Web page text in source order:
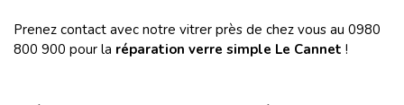
Prenez contact avec notre vitrer près de chez vous au 0980
800 900 pour la réparation verre simple Le Cannet !